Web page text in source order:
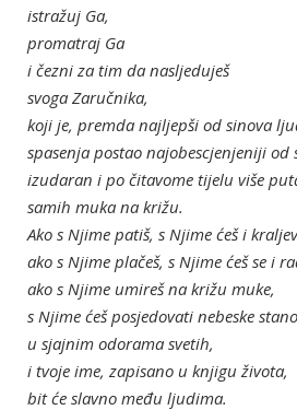
istražuj Ga,
promatraj Ga
i čezni za tim da nasljeduješ
svoga Zaručnika,
koji je, premda najljepši od sinova
spasenja postao najobescjenjeniji
izudaran i po čitavome tijelu više
samih muka na križu.
Ako s Njime patiš, s Njime ćeš i
ako s Njime plačeš, s Njime ćeš se i
ako s Njime umireš na križu muke,
s Njime ćeš posjedovati nebeske
u sjajnim odorama svetih,
i tvoje ime, zapisano u knjigu života,
bit će slavno među ljudima.